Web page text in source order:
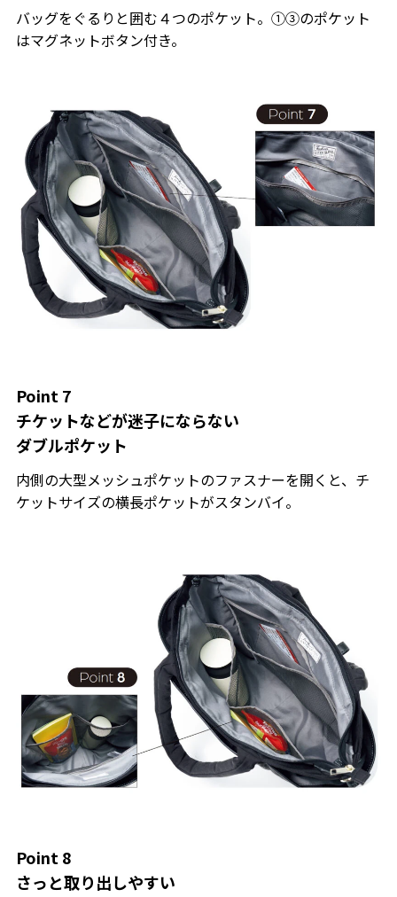
バッグをぐるりと囲む４つのポケット。①③のポケット
はマグネットボタン付き。
Point 7
チケットなどが迷子にならない
ダブルポケット
内側の大型メッシュポケットのファスナーを開くと、チ
ケットサイズの横長ポケットがスタンバイ。
Point 8
さっと取り出しやすい